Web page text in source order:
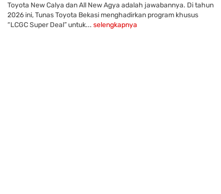
Toyota New Calya dan All New Agya adalah jawabannya. Di tahun
2026 ini, Tunas Toyota Bekasi menghadirkan program khusus
“LCGC Super Deal” untuk... selengkapnya